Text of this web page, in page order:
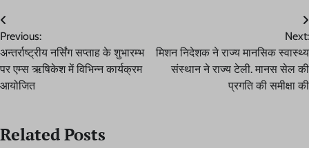
Post
navigation
Previous:
अन्तर्राष्ट्रीय नर्सिंग सप्ताह के शुभारम्भ
पर एम्स ऋषिकेश में विभिन्न कार्यक्रम
आयोजित
Next:
मिशन निदेशक ने राज्य मानसिक स्वास्थ्य
संस्थान ने राज्य टेली. मानस सेल की
प्रगति की समीक्षा की
Related Posts